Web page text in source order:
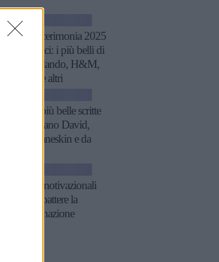
GOSSIP
Tailleur cerimonia 2025
economici: i più belli di
Zara, Zalando, H&M,
Mango e altri
Le frasi più belle scritte
da Damiano David,
con i Måneskin e da
26 frasi motivazionali
per combattere la
procrastinazione